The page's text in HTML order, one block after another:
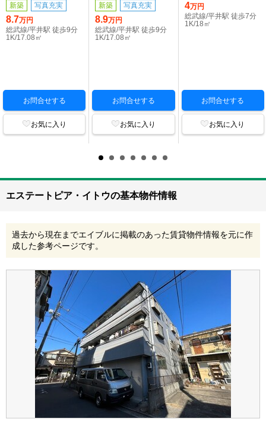
新築 写真充実
8.7万円
総武線/平井駅 徒歩9分
1K/17.08㎡
お問合せする
お気に入り
新築 写真充実
8.9万円
総武線/平井駅 徒歩9分
1K/17.08㎡
お問合せする
お気に入り
4万円
総武線/平井駅 徒歩7分
1K/18㎡
お問合せする
お気に入り
エステートピア・イトウの基本物件情報
過去から現在までエイブルに掲載のあった賃貸物件情報を元に作
成した参考ページです。